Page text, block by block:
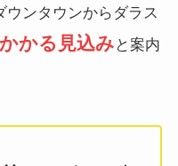
ンタウンからダラス
かる見込み と案内